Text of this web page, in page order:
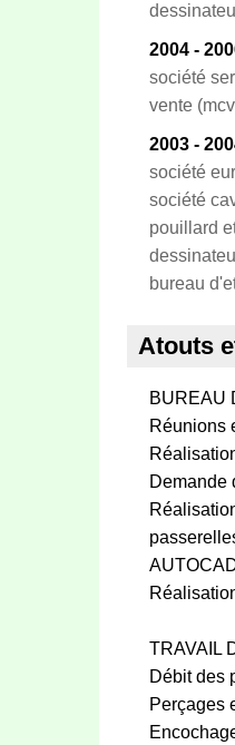
2004 -
société
vente
2003 -
société
société
pouillard
bureau
Atouts
BUREAU
Réunions
Demande
TRAVAIL
Débit des
Perçages